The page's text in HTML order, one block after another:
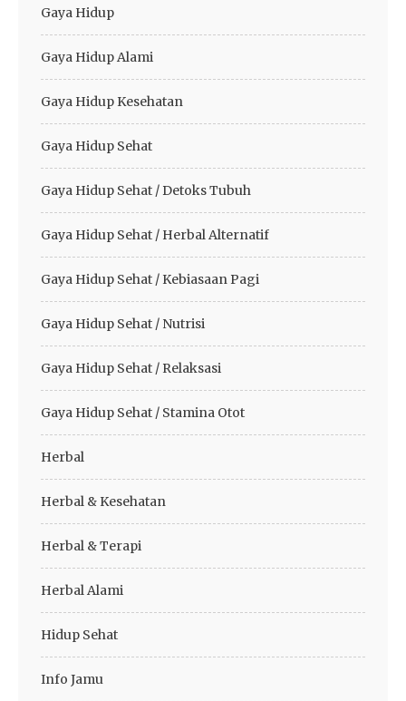
Gaya Hidup
Gaya Hidup Alami
Gaya Hidup Kesehatan
Gaya Hidup Sehat
Gaya Hidup Sehat / Detoks Tubuh
Gaya Hidup Sehat / Herbal Alternatif
Gaya Hidup Sehat / Kebiasaan Pagi
Gaya Hidup Sehat / Nutrisi
Gaya Hidup Sehat / Relaksasi
Gaya Hidup Sehat / Stamina Otot
Herbal
Herbal & Kesehatan
Herbal & Terapi
Herbal Alami
Hidup Sehat
Info Jamu